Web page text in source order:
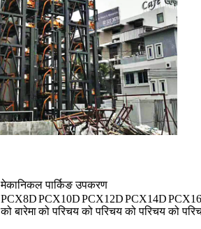
मेकानिकल पार्किङ उपकरण
PCX8D
को बारेमा
PCX10D
को परिचय
PCX12D
को परिचय
PCX14D
को परिचय को